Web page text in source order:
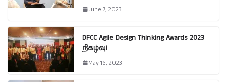
June 7, 2023
DFCC Agile Design Thinking Awards 2023
நிகழ்வு!
May 16, 2023